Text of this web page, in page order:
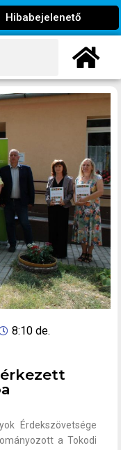
Hibabejelenető
8:10 de.
Érdekszövetsége
a Tokodi